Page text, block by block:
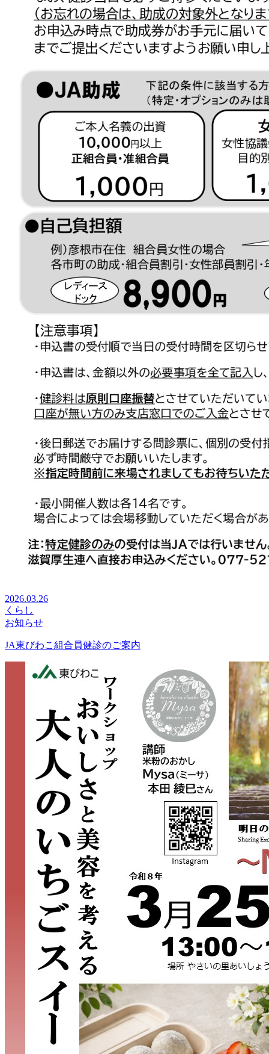
2026.03.26
くらし
お知らせ
JA東びわこ組合員健診のご案内